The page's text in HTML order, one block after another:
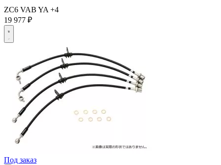
ZC6 VAB YA +4
19 977 ₽
Под заказ